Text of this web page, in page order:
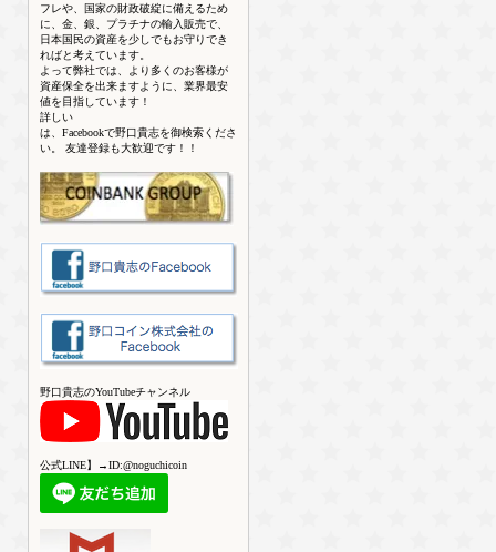
フレや、国家の財政破綻に備えるため
に、金、銀、プラチナの輸入販売で、
日本国民の資産を少しでもお守りでき
ればと考えています。
よって弊社では、より多くのお客様が
資産保全を出来ますように、業界最安
値を目指しています！
詳しい
は、Facebookで野口貴志を御検索くださ
い。 友達登録も大歓迎です！！
野口貴志のYouTubeチャンネル
公式LINE】→ID:@noguchicoin